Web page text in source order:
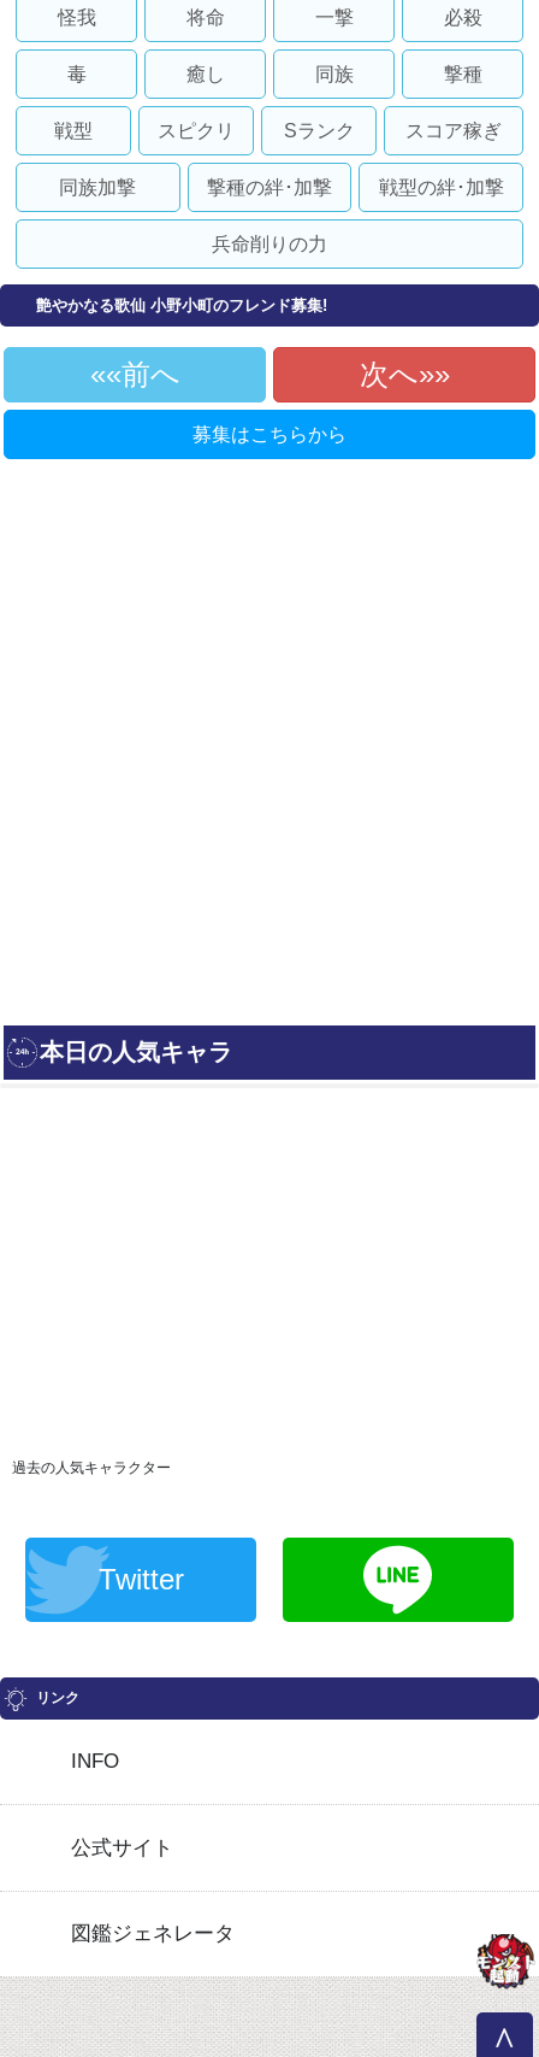
怪我 将命 一撃 必殺
毒 癒し 同族 撃種
戦型 スピクリ Sランク スコア稼ぎ
同族加撃 撃種の絆･加撃 戦型の絆･加撃
兵命削りの力
艶やかなる歌仙 小野小町のフレンド募集!
«前へ 次へ»
募集はこちらから
過去の人気キャラクター
Twitter
リンク
INFO
公式サイト
図鑑ジェネレータ